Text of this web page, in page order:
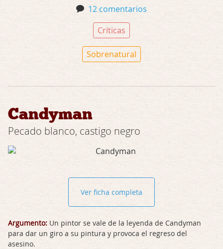
12 comentarios
Críticas
Sobrenatural
Candyman
Pecado blanco, castigo negro
Ver ficha completa
Argumento: Un pintor se vale de la leyenda de Candyman
para dar un giro a su pintura y provoca el regreso del
asesino.